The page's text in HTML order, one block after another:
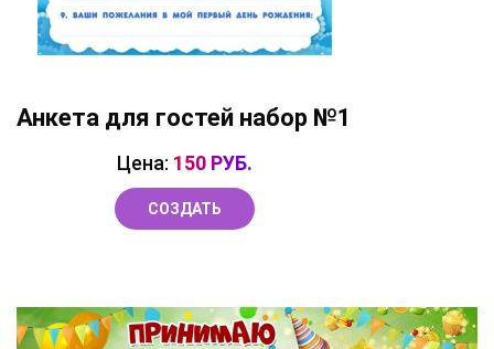
Анкета для гостей набор №1
Цена: 150 РУБ.
СОЗДАТЬ